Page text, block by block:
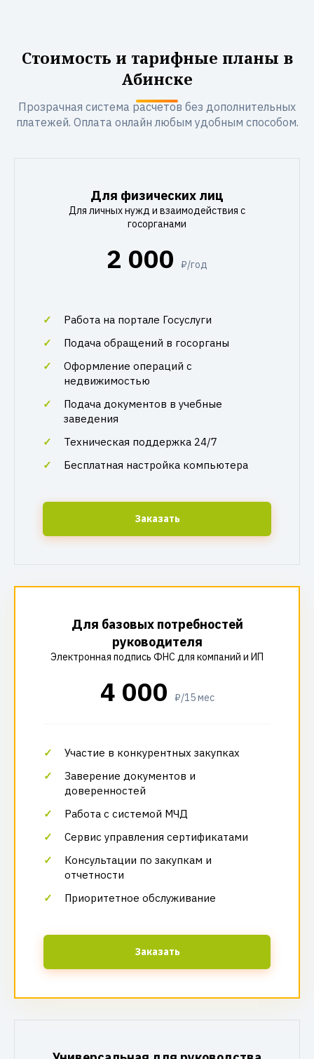
Стоимость и тарифные планы в
Абинске
Прозрачная система расчетов без дополнительных
платежей. Оплата онлайн любым удобным способом.
Для физических лиц
Для личных нужд и взаимодействия с
госорганами
2 000 ₽/год
Работа на портале Госуслуги
Подача обращений в госорганы
Оформление операций с
недвижимостью
Подача документов в учебные
заведения
Техническая поддержка 24/7
Бесплатная настройка компьютера
Заказать
Для базовых потребностей
руководителя
Электронная подпись ФНС для компаний и ИП
4 000 ₽/15 мес
Участие в конкурентных закупках
Заверение документов и
доверенностей
Работа с системой МЧД
Сервис управления сертификатами
Консультации по закупкам и
отчетности
Приоритетное обслуживание
Заказать